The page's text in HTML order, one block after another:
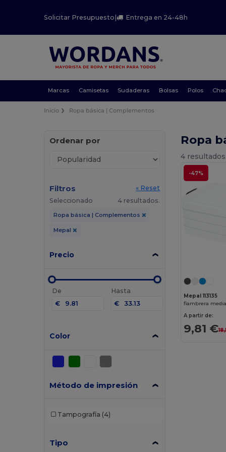
Solicitar Presupuesto | Entrega en 24-48h
Marcas Camisetas Sudaderas Bolsas Polos
Inicio Ropa básica | Complementos
Ordenar por
Filtros
« Reset
Seleccionado
4 resultados.
Ropa básica | Complementos
Mepal
Precio
De
€
Hasta
€
Color
Método de impresión
Tampografía (4)
Tipo
Ropa
4
-47%
Mepal 113135
fiambrera
A partir de:
9,81 €